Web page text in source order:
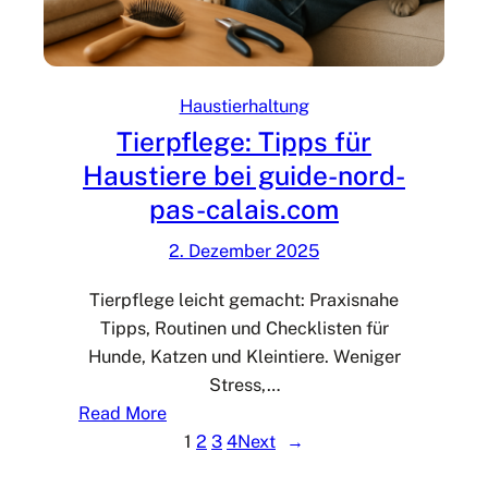
s
l
a
s
u
n
g
u
n
d
a
g
e
n
Haustierhaltung
Tierpflege: Tipps für
Haustiere bei guide-nord-
pas-calais.com
2. Dezember 2025
Tierpflege leicht gemacht: Praxisnahe
Tipps, Routinen und Checklisten für
Hunde, Katzen und Kleintiere. Weniger
Stress,…
Read More:
1 2 3 4Next →